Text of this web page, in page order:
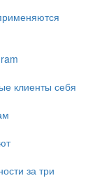
клиенты себя
за три